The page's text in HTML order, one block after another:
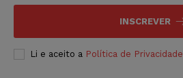
INSCREVER
Li e aceito a Política de Privacidade